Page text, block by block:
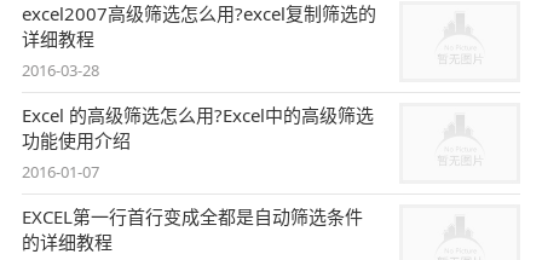
excel2007高级筛选怎么用?excel复制筛选的
详细教程
2016-03-28
Excel 的高级筛选怎么用?Excel中的高级筛选
功能使用介绍
2016-01-07
EXCEL第一行首行变成全都是自动筛选条件
的详细教程